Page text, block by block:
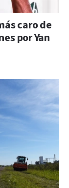
caro de
por Yan